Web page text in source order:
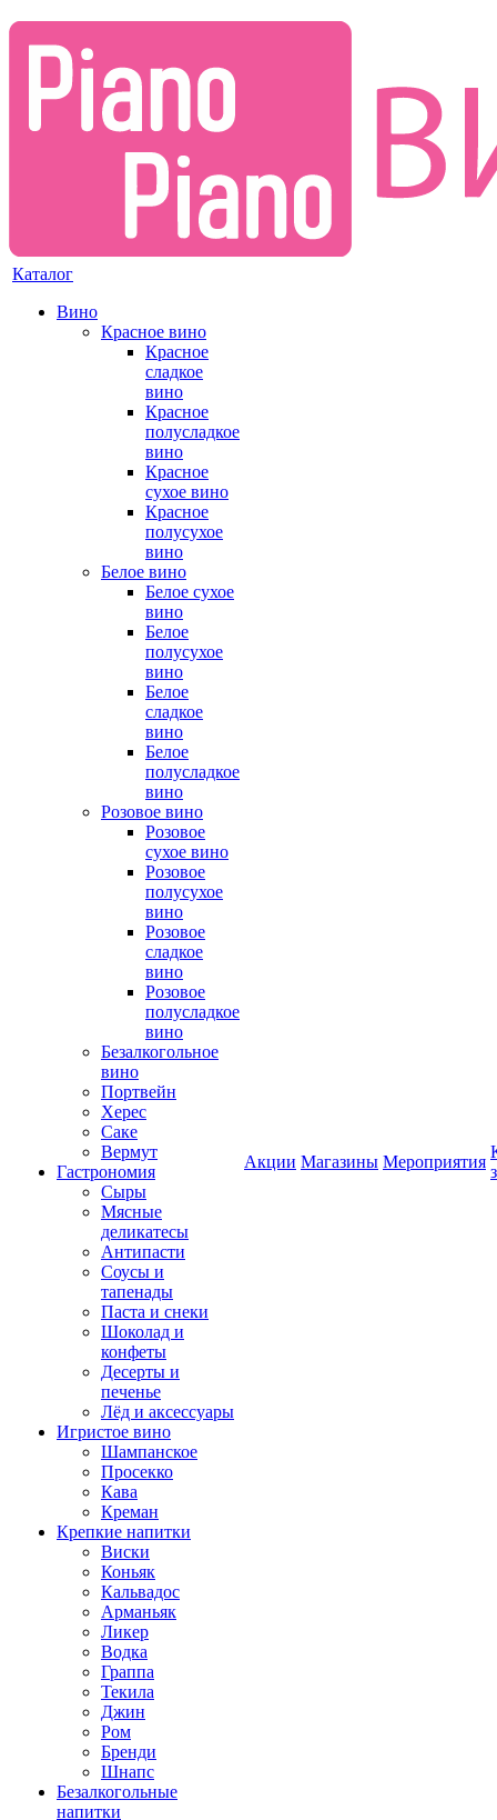
Каталог
Вино
Красное вино
Красное
сладкое
вино
Красное
полусладкое
вино
Красное
сухое вино
Красное
полусухое
вино
Белое вино
Белое сухое
вино
Белое
полусухое
вино
Белое
сладкое
вино
Белое
полусладкое
вино
Розовое вино
Розовое
сухое вино
Розовое
полусухое
вино
Розовое
сладкое
вино
Розовое
полусладкое
вино
Безалкогольное
вино
Портвейн
Херес
Саке
Вермут
Гастрономия
Сыры
Мясные
деликатесы
Антипасти
Соусы и
тапенады
Паста и снеки
Шоколад и
конфеты
Десерты и
печенье
Лёд и аксессуары
Игристое вино
Шампанское
Просекко
Кава
Креман
Крепкие напитки
Виски
Коньяк
Кальвадос
Арманьяк
Ликер
Водка
Граппа
Текила
Джин
Ром
Бренди
Шнапс
Безалкогольные
напитки
Акции Магазины Мероприятия